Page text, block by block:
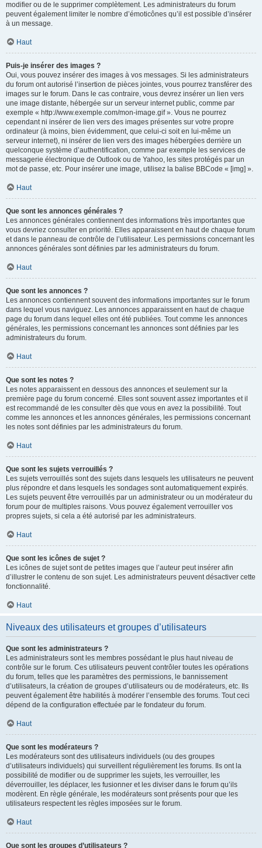
modifier ou de le supprimer complètement. Les administrateurs du forum
peuvent également limiter le nombre d’émoticônes qu’il est possible d’insérer
à un message.
Haut
Puis-je insérer des images ?
Oui, vous pouvez insérer des images à vos messages. Si les administrateurs
du forum ont autorisé l’insertion de pièces jointes, vous pourrez transférer des
images sur le forum. Dans le cas contraire, vous devrez insérer un lien vers
une image distante, hébergée sur un serveur internet public, comme par
exemple « http://www.exemple.com/mon-image.gif ». Vous ne pourrez
cependant ni insérer de lien vers des images présentes sur votre propre
ordinateur (à moins, bien évidemment, que celui-ci soit en lui-même un
serveur internet), ni insérer de lien vers des images hébergées derrière un
quelconque système d’authentification, comme par exemple les services de
messagerie électronique de Outlook ou de Yahoo, les sites protégés par un
mot de passe, etc. Pour insérer une image, utilisez la balise BBCode « [img] ».
Haut
Que sont les annonces générales ?
Les annonces générales contiennent des informations très importantes que
vous devriez consulter en priorité. Elles apparaissent en haut de chaque forum
et dans le panneau de contrôle de l’utilisateur. Les permissions concernant les
annonces générales sont définies par les administrateurs du forum.
Haut
Que sont les annonces ?
Les annonces contiennent souvent des informations importantes sur le forum
dans lequel vous naviguez. Les annonces apparaissent en haut de chaque
page du forum dans lequel elles ont été publiées. Tout comme les annonces
générales, les permissions concernant les annonces sont définies par les
administrateurs du forum.
Haut
Que sont les notes ?
Les notes apparaissent en dessous des annonces et seulement sur la
première page du forum concerné. Elles sont souvent assez importantes et il
est recommandé de les consulter dès que vous en avez la possibilité. Tout
comme les annonces et les annonces générales, les permissions concernant
les notes sont définies par les administrateurs du forum.
Haut
Que sont les sujets verrouillés ?
Les sujets verrouillés sont des sujets dans lesquels les utilisateurs ne peuvent
plus répondre et dans lesquels les sondages sont automatiquement expirés.
Les sujets peuvent être verrouillés par un administrateur ou un modérateur du
forum pour de multiples raisons. Vous pouvez également verrouiller vos
propres sujets, si cela a été autorisé par les administrateurs.
Haut
Que sont les icônes de sujet ?
Les icônes de sujet sont de petites images que l’auteur peut insérer afin
d’illustrer le contenu de son sujet. Les administrateurs peuvent désactiver cette
fonctionnalité.
Haut
Niveaux des utilisateurs et groupes d’utilisateurs
Que sont les administrateurs ?
Les administrateurs sont les membres possédant le plus haut niveau de
contrôle sur le forum. Ces utilisateurs peuvent contrôler toutes les opérations
du forum, telles que les paramètres des permissions, le bannissement
d’utilisateurs, la création de groupes d’utilisateurs ou de modérateurs, etc. Ils
peuvent également être habilités à modérer l’ensemble des forums. Tout ceci
dépend de la configuration effectuée par le fondateur du forum.
Haut
Que sont les modérateurs ?
Les modérateurs sont des utilisateurs individuels (ou des groupes
d’utilisateurs individuels) qui surveillent régulièrement les forums. Ils ont la
possibilité de modifier ou de supprimer les sujets, les verrouiller, les
déverrouiller, les déplacer, les fusionner et les diviser dans le forum qu’ils
modèrent. En règle générale, les modérateurs sont présents pour que les
utilisateurs respectent les règles imposées sur le forum.
Haut
Que sont les groupes d’utilisateurs ?